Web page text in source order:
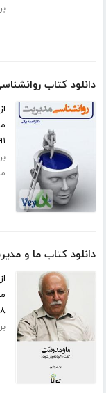
دانلود کتاب
دانلود کتاب ما و
۸۸